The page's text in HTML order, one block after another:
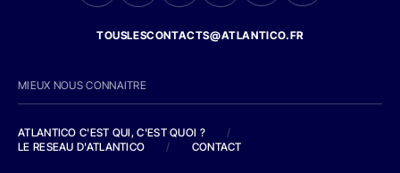
TOUSLESCONTACTS@ATLANTICO.FR
MIEUX NOUS CONNAITRE
ATLANTICO C'EST QUI, C'EST QUOI ?
/
LE RESEAU D'ATLANTICO
/ CONTACT